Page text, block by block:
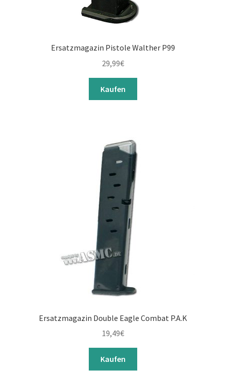
Ersatzmagazin Pistole Walther P99
29,99€
Kaufen
Ersatzmagazin Double Eagle Combat P.A.K
19,49€
Kaufen